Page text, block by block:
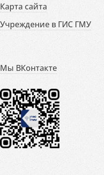
Карта сайта
Учреждение в ГИС ГМУ
Мы ВКонтакте